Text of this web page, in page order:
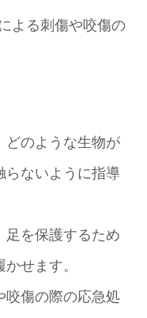
よる刺傷や咬傷の
どのような生物が
らないように指導
足を保護するため
せます。
咬傷の際の応急処